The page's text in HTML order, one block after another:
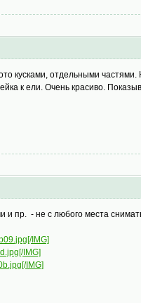
отдельными частями.
к ели. Очень красиво.
и пр. - не с любого места
IMG]
IMG]
IMG]